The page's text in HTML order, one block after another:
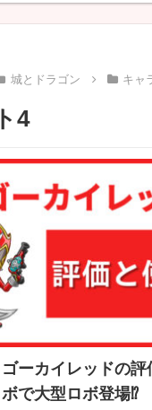
城とドラゴン キャ
4
ゴーカイレッドの
で大型ロボ登場⁉